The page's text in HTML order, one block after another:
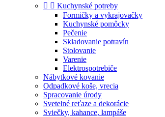
  Kuchynské potreby
Formičky a vykrajovačky
Kuchynské pomôcky
Pečenie
Skladovanie potravín
Stolovanie
Varenie
Elektrospotrebiče
Nábytkové kovanie
Odpadkové koše, vrecia
Spracovanie úrody
Svetelné reťaze a dekorácie
Sviečky, kahance, lampáše